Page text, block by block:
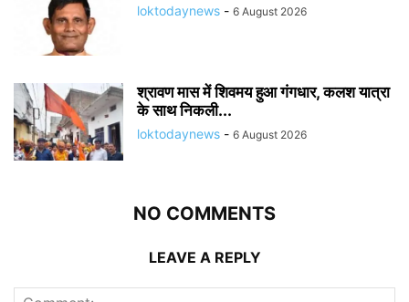
loktodaynews - 6 August 2026
श्रावण मास में शिवमय हुआ गंगधार, कलश यात्रा
के साथ निकली...
loktodaynews - 6 August 2026
NO COMMENTS
LEAVE A REPLY